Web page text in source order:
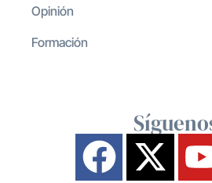
Opinión
Formación